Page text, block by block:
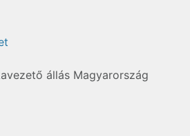
állás Magyarország